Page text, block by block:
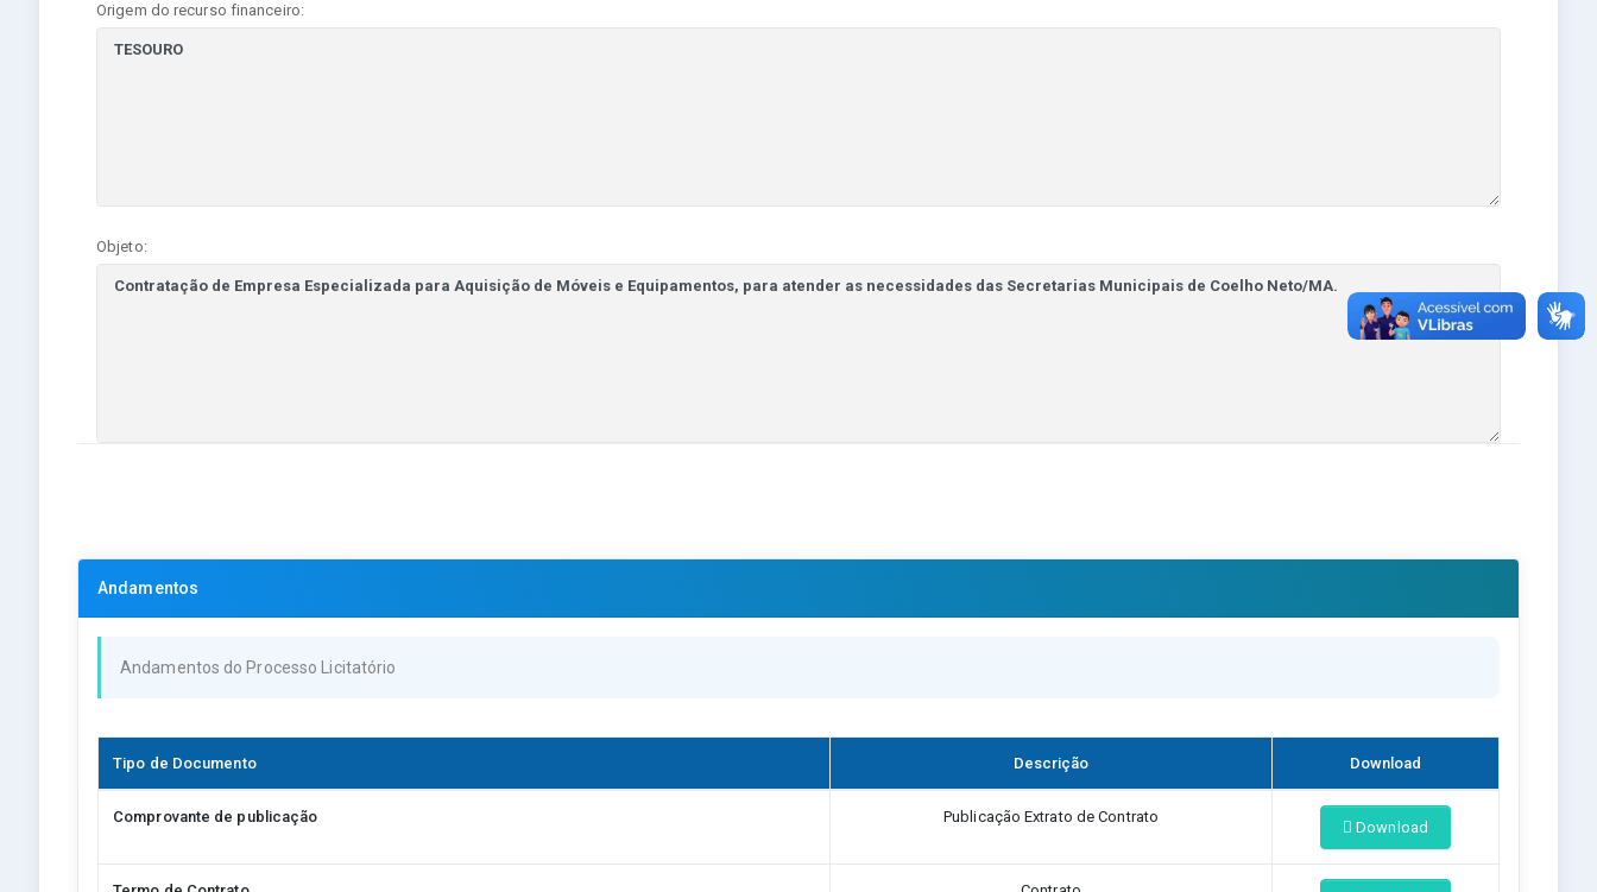
Origem do recurso financeiro:
Objeto:
Andamentos
Andamentos do Processo Licitatório
Tipo de Documento Descrição Download
Comprovante de publicação Publicação Extrato de Contrato
Download